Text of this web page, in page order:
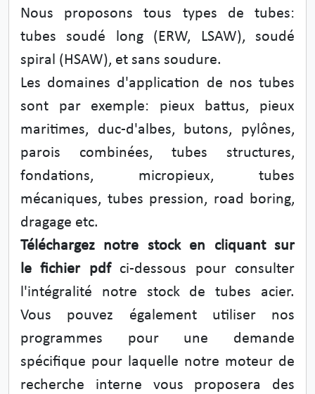
Nous proposons tous types de tubes:
tubes soudé long (ERW, LSAW), soudé
spiral (HSAW), et sans soudure.
Les domaines d'application de nos tubes
sont par exemple: pieux battus, pieux
maritimes, duc-d'albes, butons, pylônes,
parois combinées, tubes structures,
fondations, micropieux, tubes
mécaniques, tubes pression, road boring,
dragage etc.
Téléchargez notre stock en cliquant sur
le fichier pdf ci-dessous pour consulter
l'intégralité notre stock de tubes acier.
Vous pouvez également utiliser nos
programmes pour une demande
spécifique pour laquelle notre moteur de
recherche interne vous proposera des